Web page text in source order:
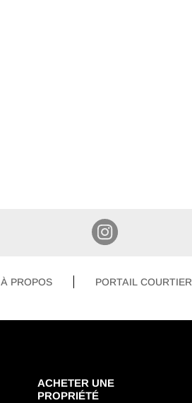
À PROPOS PORTAIL COURTIER
ACHETER UNE
PROPRIÉTÉ